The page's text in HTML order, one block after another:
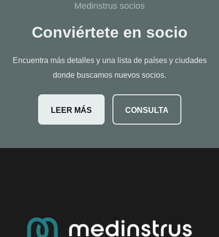
Medinstrus socios
Conviértete en socio
Encuentra más detalles y una lista de países y ciudades
donde buscamos nuevos socios.
LEER MÁS CONSULTA